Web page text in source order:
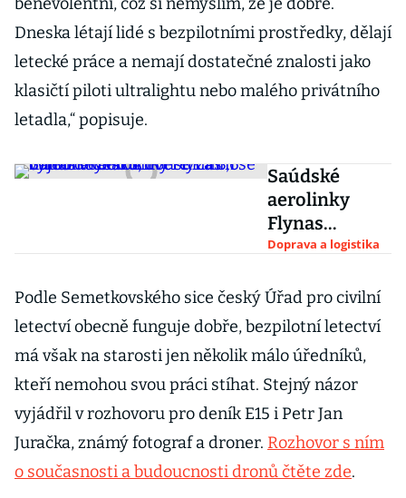
Dneska létají lidé s bezpilotními prostředky, dělají
letecké práce a nemají dostatečné znalosti jako
klasičtí piloti ultralightu nebo malého privátního
letadla,“ popisuje.
Saúdské
aerolinky
Flynas
objednaly 80
miliard
dolarů, dveře
k nim se
vyrobí v
Česku
Doprava a logistika
Podle Semetkovského sice český Úřad pro civilní
letectví obecně funguje dobře, bezpilotní letectví
má však na starosti jen několik málo úředníků,
kteří nemohou svou práci stíhat. Stejný názor
vyjádřil v rozhovoru pro deník E15 i Petr Jan
Juračka, známý fotograf a droner. Rozhovor s ním
o současnosti a budoucnosti dronů čtěte zde.